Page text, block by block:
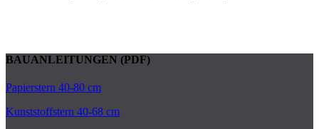
BAUANLEITUNGEN (PDF)
Papierstern 40-80 cm
Kunststoffstern 40-68 cm